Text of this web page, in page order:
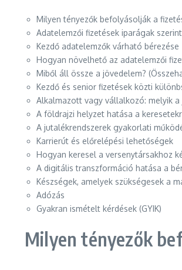
Milyen tényezők befolyásolják a
Adatelemzői fizetések iparágak szerint
Kezdő adatelemzők várható bérezése
Hogyan növelhető az adatelemzői
Miből áll össze a jövedelem?
Kezdő és senior fizetések közti
Alkalmazott vagy vállalkozó: melyik a
A földrajzi helyzet hatása a
A jutalékrendszerek gyakorlati
Karrierút és előrelépési lehetőségek
Hogyan keresel a versenytársakhoz
A digitális transzformáció hatása a
Készségek, amelyek szükségesek a
Adózás
Gyakran ismételt kérdések (GYIK)
Milyen tényezők